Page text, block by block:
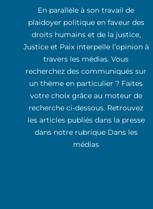
En parallèle à son travail de
plaidoyer politique en faveur des
droits humains et de la justice,
Justice et Paix interpelle l’opinion à
travers les médias. Vous
recherchez des communiqués sur
un thème en particulier ? Faites
votre choix grâce au moteur de
recherche ci-dessous. Retrouvez
les articles publiés dans la presse
dans notre rubrique Dans les
médias